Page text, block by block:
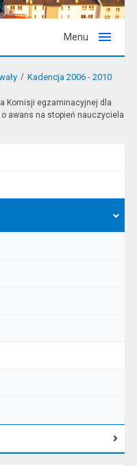
Menu
Kadencja 2006 - 2010
Komisji egzaminacyjnej dla
awans na stopień nauczyciela